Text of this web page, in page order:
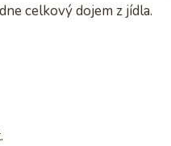
celkový dojem z jídla.